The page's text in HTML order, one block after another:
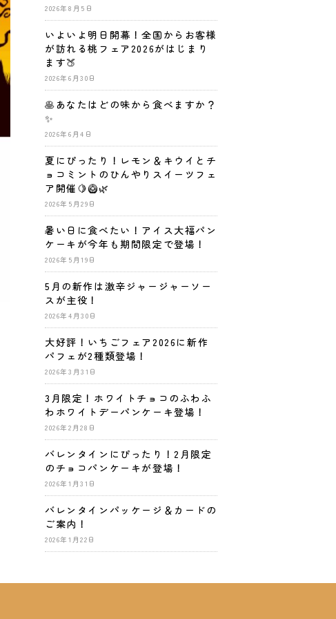
2026年8月5日
いよいよ明日開幕！全国からお客様
が訪れる桃フェア2026がはじまり
ます🍑
2026年6月30日
🥞あなたはどの味から食べますか？
✨
2026年6月4日
夏にぴったり！レモン＆キウイとチ
ョコミントのひんやりスイーツフェ
ア開催🍋🥝🌿
2026年5月29日
暑い日に食べたい！アイス大福パン
ケーキが今年も期間限定で登場！
2026年5月19日
5月の新作は激辛ジャージャーソー
スが主役！
2026年4月30日
大好評！いちごフェア2026に新作
パフェが2種類登場！
2026年3月31日
3月限定！ホワイトチョコのふわふ
わホワイトデーパンケーキ登場！
2026年2月28日
バレンタインにぴったり！2月限定
のチョコパンケーキが登場！
2026年1月31日
バレンタインパッケージ＆カードの
ご案内！
2026年1月22日